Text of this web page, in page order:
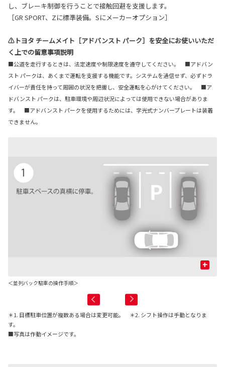
し、ブレーキ制御を行うことで接触回避を支援します。
［GR SPORT、Zに標準装備。Sにメーカーオプション］
⚠トヨタ チームメイト［アドバンスト パーク］を安全にお使いいただ
く上での留意事項説明
■公道を走行するときは、法定速度や制限速度を遵守してください。 ■アドバン
スト パークは、あくまで運転を支援する機能です。システムを過信せず、必ずドラ
イバーが責任を持って周囲の状況を把握し、安全運転を心がけてください。 ■ア
ドバンスト パークは、駐車環境や周辺状況によっては使用できない場合がありま
す。 ■アドバンスト パークを使用するためには、字光式ナンバープレートは装着
できません。
+
＜並列バック駐車の操作手順＞
＊1. 目標駐車位置が複数ある場合は変更可能。 ＊2. シフト操作は手動となりま
す。
■写真は作動イメージです。